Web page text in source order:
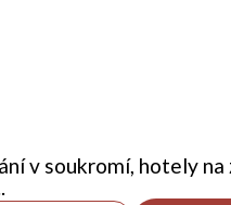
v soukromí, hotely na